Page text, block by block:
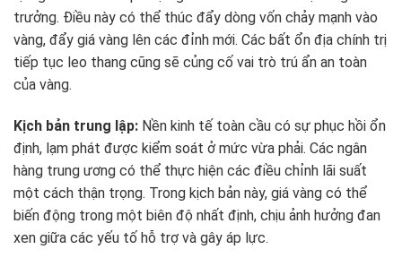
trưởng. Điều này có thể thúc đẩy dòng vốn chảy mạnh vào
vàng, đẩy giá vàng lên các đỉnh mới. Các bất ổn địa chính trị
tiếp tục leo thang cũng sẽ củng cố vai trò trú ẩn an toàn
của vàng.
Kịch bản trung lập: Nền kinh tế toàn cầu có sự phục hồi ổn
định, lạm phát được kiểm soát ở mức vừa phải. Các ngân
hàng trung ương có thể thực hiện các điều chỉnh lãi suất
một cách thận trọng. Trong kịch bản này, giá vàng có thể
biến động trong một biên độ nhất định, chịu ảnh hưởng đan
xen giữa các yếu tố hỗ trợ và gây áp lực.